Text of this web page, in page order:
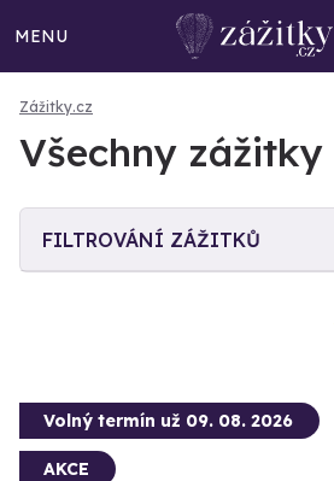
MENU
Zážitky.cz
Všechny zážitky
FILTROVÁNÍ ZÁŽITKŮ
Volný termín už 09. 08. 2026
AKCE